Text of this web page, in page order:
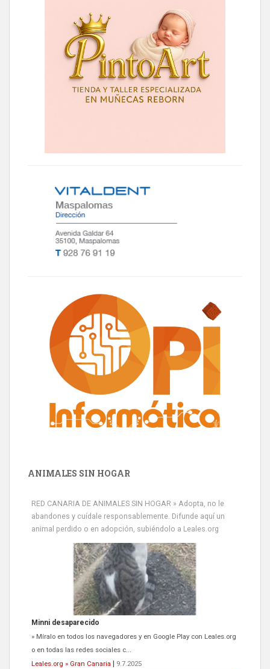
ANIMALES SIN HOGAR
RED CANARIA DE ANIMALES SIN HOGAR » Adopta, no le
abandones y cuídale responsablemente. Difunde aquí un
animal perdido o en adopción, subiéndolo a Leales.org
Minni desaparecido
» Míralo en todos los navegadores y en Google Play con Leales.org
o en todas las redes sociales c...
Leales.org » Gran Canaria
9.7.2025